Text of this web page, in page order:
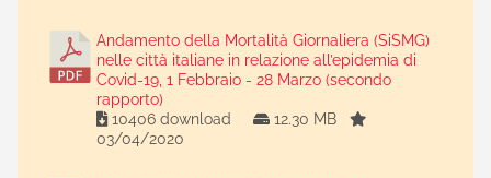
Andamento della Mortalità Giornaliera (SiSMG)
nelle città italiane in relazione all’epidemia di
Covid-19, 1 Febbraio - 28 Marzo (secondo
rapporto)
10406 download
12.30 MB
03/04/2020